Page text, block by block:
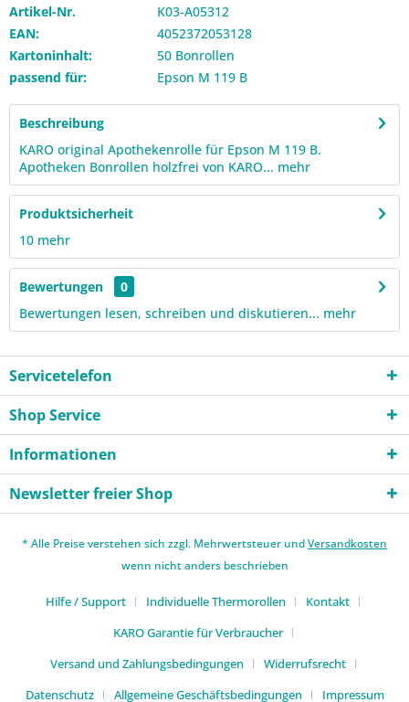
Artikel-Nr.
K03-A05312
EAN:
4052372053128
Kartoninhalt:
50 Bonrollen
passend für:
Epson M 119 B
Beschreibung
KARO original Apothekenrolle für Epson M 119 B.
Apotheken Bonrollen holzfrei von KARO... mehr
Produktsicherheit
10 mehr
Bewertungen
0
Bewertungen lesen, schreiben und diskutieren... mehr
Servicetelefon
Shop Service
Informationen
Newsletter freier Shop
* Alle Preise verstehen sich zzgl. Mehrwertsteuer undVersandkosten
wenn nicht anders beschrieben
Hilfe / Support Individuelle Thermorollen
Kontakt
KARO Garantie für Verbraucher
Versand und Zahlungsbedingungen
Widerrufsrecht
Datenschutz
Allgemeine Geschäftsbedingungen Impressum